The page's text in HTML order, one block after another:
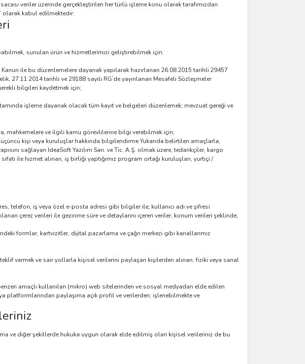
veriler üzerinde gerçekleştirilen her türlü işleme konu olarak tarafımızdan
olarak kabul edilmektedir.
sunulan ürün ve hizmetlerimizi geliştirebilmek için;
ile bu düzenlemelere dayanak yapılarak hazırlanan 26.08.2015 tarihli 29457
27.11.2014 tarihli ve 29188 sayılı RG’de yayınlanan Mesafeli Sözleşmeler
bilgileri kaydetmek için;
işleme dayanak olacak tüm kayıt ve belgeleri düzenlemek; mevzuat gereği ve
mahkemelere ve ilgili kamu görevlilerine bilgi verebilmek için;
kişi veya kuruluşlar hakkında bilgilendirme Yukarıda belirtilen amaçlarla,
sağlayan IdeaSoft Yazılım San. ve Tic. A.Ş. olmak üzere, tedarikçiler, kargo
ile hizmet alınan, iş birliği yaptığımız program ortağı kuruluşları, yurtiçi /
telefon, iş veya özel e-posta adresi gibi bilgiler ile; kullanıcı adı ve şifresi
çerez verileri ile gezinme süre ve detaylarını içeren veriler, konum verileri şeklinde;
formlar, kartvizitler, dijital pazarlama ve çağrı merkezi gibi kanallarımız
vermek ve sair yollarla kişisel verilerini paylaşan kişilerden alınan, fiziki veya sanal
amaçlı kullanılan (mikro) web sitelerinden ve sosyal medyadan elde edilen
platformlarından paylaşıma açık profil ve verilerden; işlenebilmekte ve
ve diğer şekillerde hukuka uygun olarak elde edilmiş olan kişisel verileriniz de bu